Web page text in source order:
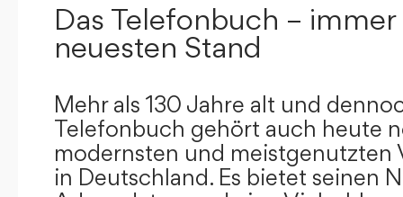
Das Telefonbuch –
neuesten Stand
Mehr als 130 Jahre alt und
Telefonbuch gehört auch heute
modernsten und meistgenutzten
in Deutschland. Es bietet seinen